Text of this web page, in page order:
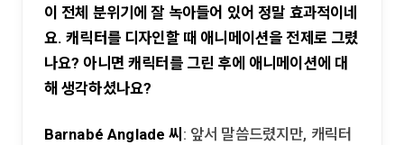
이 전체 분위기에 잘 녹아들어 있어 정말 효과적이네
요. 캐릭터를 디자인할 때 애니메이션을 전제로 그렸
나요? 아니면 캐릭터를 그린 후에 애니메이션에 대
해 생각하셨나요?
Barnabé Anglade 씨 : 앞서 말씀드렸지만, 캐릭터